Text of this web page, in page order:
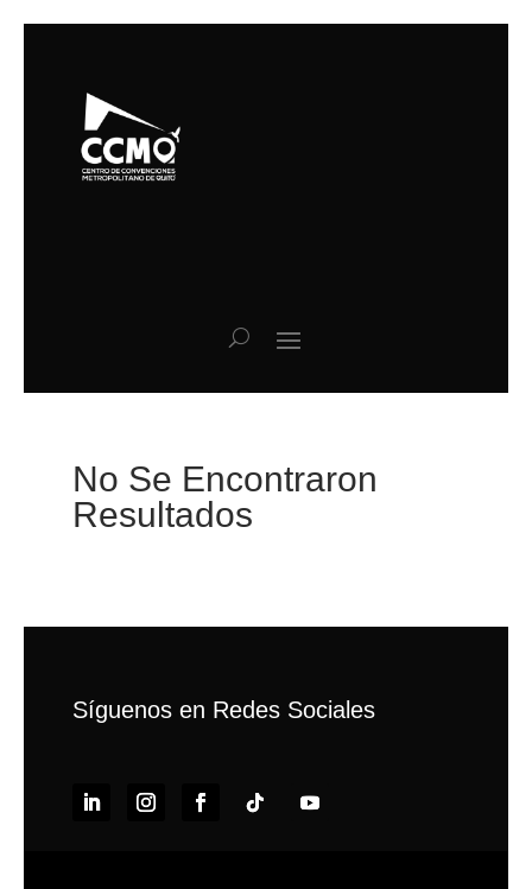
No Se Encontraron
Resultados
Síguenos en Redes Sociales